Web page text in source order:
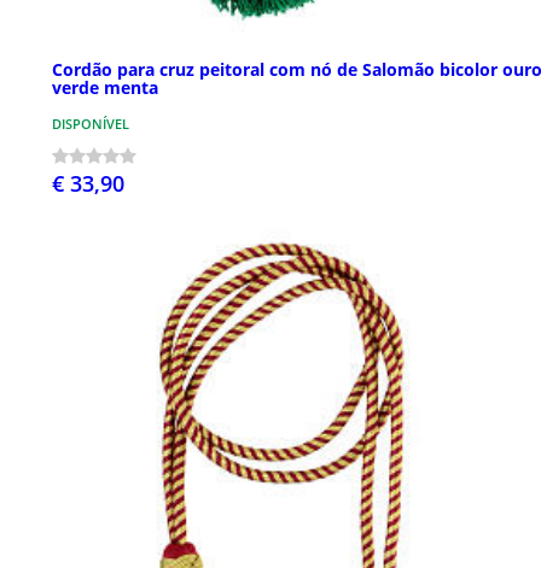
Cordão para cruz peitoral com nó de Salomão bicolor
verde menta
DISPONÍVEL
€ 33,90